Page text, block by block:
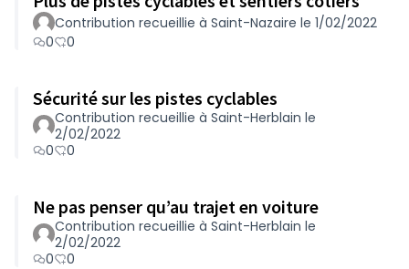
Contribution recueillie à Saint-Nazaire le 1/02/2022
0
0
Sécurité sur les pistes cyclables
Contribution recueillie à Saint-Herblain le
2/02/2022
0
0
Ne pas penser qu’au trajet en voiture
Contribution recueillie à Saint-Herblain le
2/02/2022
0
0